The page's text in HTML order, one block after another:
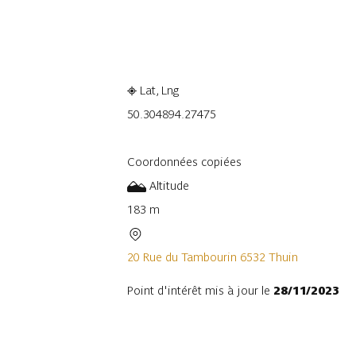
Lat, Lng
50.304894.27475
Coordonnées copiées
Altitude
183 m
20 Rue du Tambourin 6532 Thuin
Point d'intérêt mis à jour le 28/11/2023